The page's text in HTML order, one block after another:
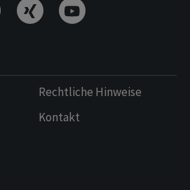
Rechtliche Hinweise
Kontakt